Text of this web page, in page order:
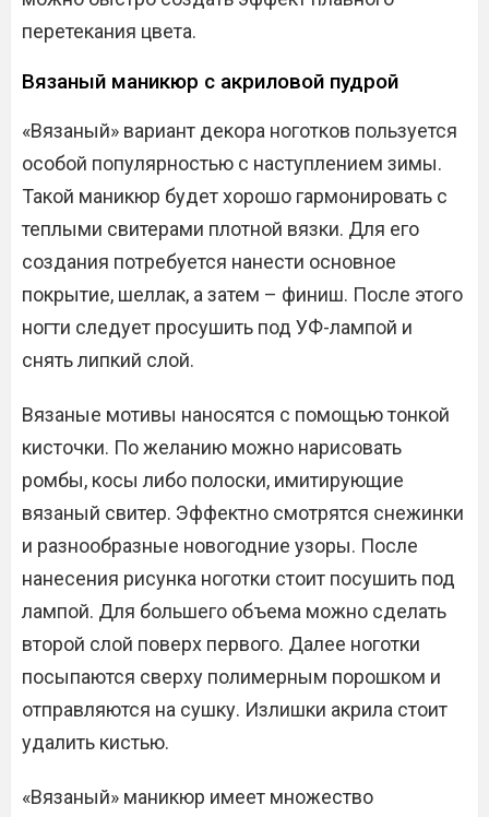
перетекания цвета.
Вязаный маникюр с акриловой пудрой
«Вязаный» вариант декора ноготков пользуется
особой популярностью с наступлением зимы.
Такой маникюр будет хорошо гармонировать с
теплыми свитерами плотной вязки. Для его
создания потребуется нанести основное
покрытие, шеллак, а затем – финиш. После этого
ногти следует просушить под УФ-лампой и
снять липкий слой.
Вязаные мотивы наносятся с помощью тонкой
кисточки. По желанию можно нарисовать
ромбы, косы либо полоски, имитирующие
вязаный свитер. Эффектно смотрятся снежинки
и разнообразные новогодние узоры. После
нанесения рисунка ноготки стоит посушить под
лампой. Для большего объема можно сделать
второй слой поверх первого. Далее ноготки
посыпаются сверху полимерным порошком и
отправляются на сушку. Излишки акрила стоит
удалить кистью.
«Вязаный» маникюр имеет множество